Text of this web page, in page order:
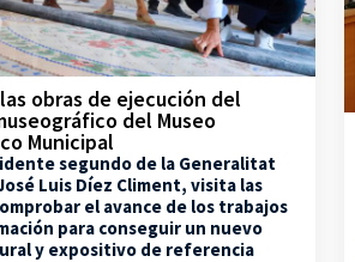
obras de ejecución del
del Museo
Municipal
segundo de la Generalitat
Luis Díez Climent, visita las
el avance de los trabajos
para conseguir un nuevo
y expositivo de referencia